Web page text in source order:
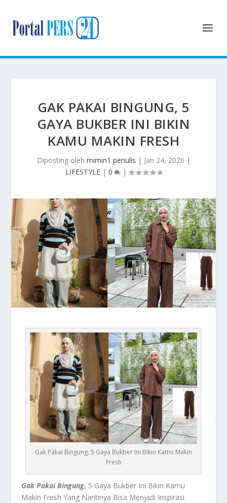
GAK PAKAI BINGUNG, 5
GAYA BUKBER INI BIKIN
KAMU MAKIN FRESH
Diposting oleh mimin1 penulis | Jan 24, 2026 |
LIFESTYLE| 0 |
Gak Pakai Bingung, 5 Gaya Bukber Ini Bikin Kamu Makin
Fresh
Gak Pakai Bingung, 5 Gaya Bukber Ini Bikin Kamu
Makin Fresh Yang Nantinya Bisa Menjadi Inspirasi